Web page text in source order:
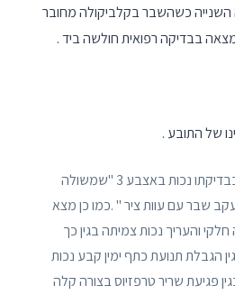
כשהשבר בקלביקולה מחובר
של התובע .
ד"ר אבשלום כרמל מצא בבדיקתו נכות באצבע 3 "שמשולה
שבר עם עוות ציר " .כמו כן מצא
והעריך נכות צמיתה בגין כך
. בנוסף בגין הגבלת תנועת כתף ימין קבע נכות
של 10% וכן 5% בגין פגיעת שריר טרפזיוס בצורה קלה